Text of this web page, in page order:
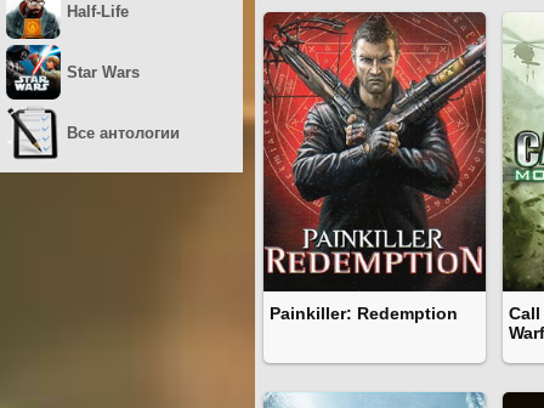
Painkiller: Redemption
Half-Life
Star Wars
Все антологии